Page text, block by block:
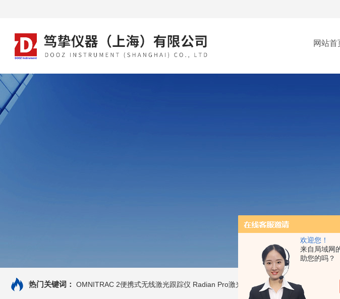
欢迎您！
来自局域网
助您的吗？
网站首
热门关键词： OMNITRAC 2便携式无线激光跟踪仪 Radian Pro激光跟踪仪 OT2 Core激光跟踪仪